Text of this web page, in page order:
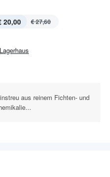
20,00 € 27,60
Lagerhaus
aus reinem Fichten- und